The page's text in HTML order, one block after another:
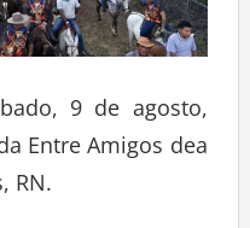
9 de agosto,
Entre Amigos dea
RN.